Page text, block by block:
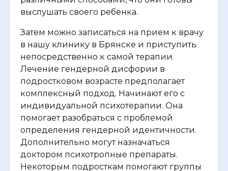
выслушать своего ребенка.
Затем можно записаться на прием к врачу
в нашу клинику в Брянске и приступить
непосредственно к самой терапии.
Лечение гендерной дисфории в
подростковом возрасте предполагает
комплексный подход. Начинают его с
индивидуальной психотерапии. Она
помогает разобраться с проблемой
определения гендерной идентичности.
Дополнительно могут назначаться
доктором психотропные препараты.
Некоторым подросткам помогают группы